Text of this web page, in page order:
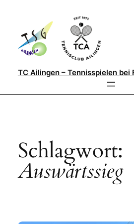
wechseln
TC Ailingen – Tennisspielen bei
Schlagwort:
Auswärtssieg